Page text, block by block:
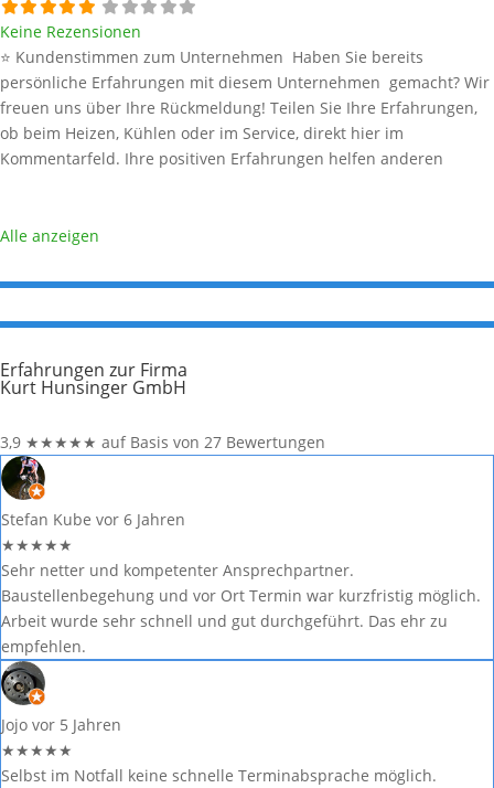
Keine Rezensionen
⭐ Kundenstimmen zum Unternehmen Haben Sie bereits
persönliche Erfahrungen mit diesem Unternehmen gemacht? Wir
freuen uns über Ihre Rückmeldung! Teilen Sie Ihre Erfahrungen,
ob beim Heizen, Kühlen oder im Service, direkt hier im
Kommentarfeld. Ihre positiven Erfahrungen helfen anderen
und bleibenWeiterlesen …
Alle anzeigen
Erfahrungen zur Firma
Kurt Hunsinger GmbH
3,9 ★★★★★ auf Basis von 27 Bewertungen
Stefan Kube vor 6 Jahren
★★★★★
Sehr netter und kompetenter Ansprechpartner.
Baustellenbegehung und vor Ort Termin war kurzfristig möglich.
Arbeit wurde sehr schnell und gut durchgeführt. Das ehr zu
empfehlen.
Jojo vor 5 Jahren
★★★★★
Selbst im Notfall keine schnelle Terminabsprache möglich.